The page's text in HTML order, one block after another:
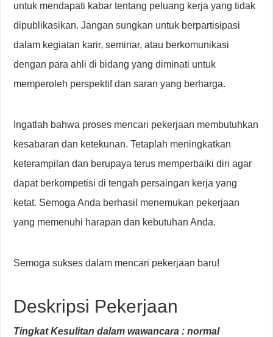
untuk mendapati kabar tentang peluang kerja yang tidak
dipublikasikan. Jangan sungkan untuk berpartisipasi
dalam kegiatan karir, seminar, atau berkomunikasi
dengan para ahli di bidang yang diminati untuk
memperoleh perspektif dan saran yang berharga.
Ingatlah bahwa proses mencari pekerjaan membutuhkan
kesabaran dan ketekunan. Tetaplah meningkatkan
keterampilan dan berupaya terus memperbaiki diri agar
dapat berkompetisi di tengah persaingan kerja yang
ketat. Semoga Anda berhasil menemukan pekerjaan
yang memenuhi harapan dan kebutuhan Anda.
Semoga sukses dalam mencari pekerjaan baru!
Deskripsi Pekerjaan
Tingkat Kesulitan dalam wawancara : normal